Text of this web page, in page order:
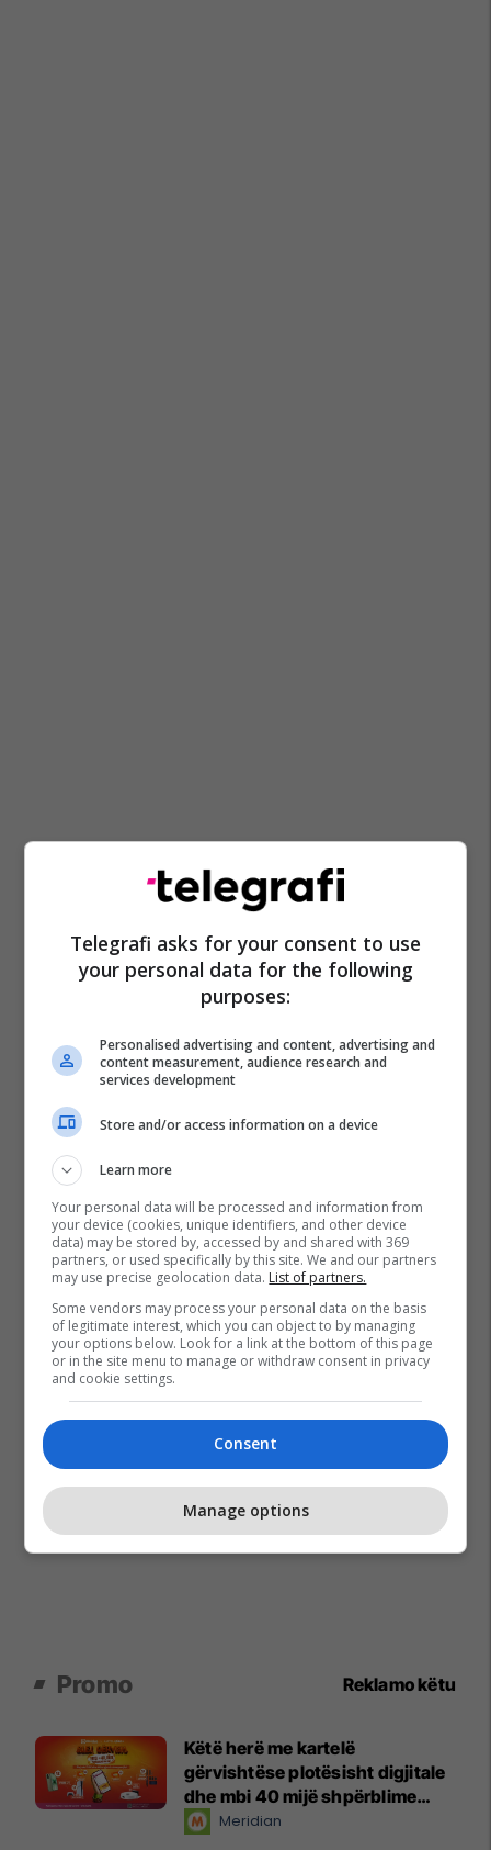
Promo Reklamo këtu
Këtë herë me kartelë
gërvishtëse plotësisht digjitale
dhe mbi 40 mijë shpërblime
instant!Meridian
Telegrafi asks for your consent to use
your personal data for the following
purposes:
Personalised advertising and content, advertising and
content measurement, audience research and
services development
Store and/or access information on a device
Learn more
Your personal data will be processed and information from
your device (cookies, unique identifiers, and other device
data) may be stored by, accessed by and shared with 369
partners, or used specifically by this site. We and our partners
may use precise geolocation data. List of partners.
Some vendors may process your personal data on the basis
of legitimate interest, which you can object to by managing
your options below. Look for a link at the bottom of this page
or in the site menu to manage or withdraw consent in privacy
and cookie settings.
Consent
Manage options